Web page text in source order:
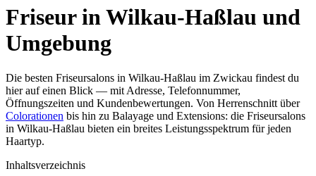
Friseur in Wilkau-Haßlau und
Umgebung
Die besten Friseursalons in Wilkau-Haßlau im Zwickau findest du
hier auf einen Blick — mit Adresse, Telefonnummer,
Öffnungszeiten und Kundenbewertungen. Von Herrenschnitt über
Colorationen bis hin zu Balayage und Extensions: die Friseursalons
in Wilkau-Haßlau bieten ein breites Leistungsspektrum für jeden
Haartyp.
Inhaltsverzeichnis